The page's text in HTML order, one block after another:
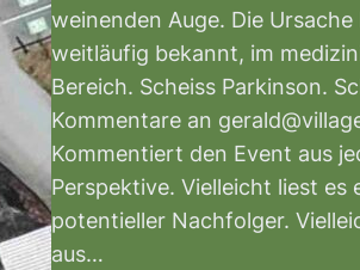
weinenden Auge. Die
weitläufig bekannt, im
Bereich. Scheiss Parkinson.
Kommentare an
Kommentiert den Event aus
Perspektive. Vielleicht liest es
potentieller Nachfolger.
aus…